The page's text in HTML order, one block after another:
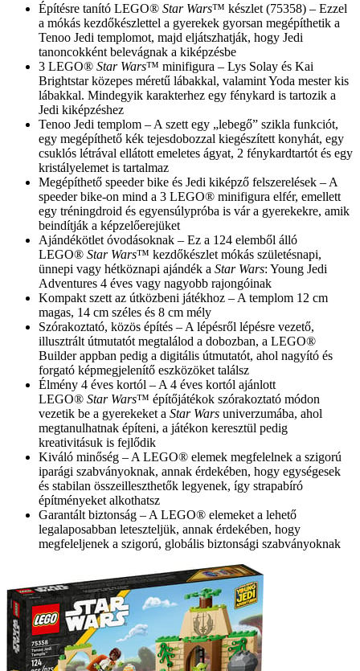
Építésre tanító LEGO® Star Wars™ készlet (75358) – Ezzel
a mókás kezdőkészlettel a gyerekek gyorsan megépíthetik a
Tenoo Jedi templomot, majd eljátszhatják, hogy Jedi
tanoncokként belevágnak a kiképzésbe
3 LEGO® Star Wars™ minifigura – Lys Solay és Kai
Brightstar közepes méretű lábakkal, valamint Yoda mester kis
lábakkal. Mindegyik karakterhez egy fénykard is tartozik a
Jedi kiképzéshez
Tenoo Jedi templom – A szett egy „lebegő” szikla funkciót,
egy megépíthető kék tejesdobozzal kiegészített konyhát, egy
csuklós létrával ellátott emeletes ágyat, 2 fénykardtartót és egy
kristályelemet is tartalmaz
Megépíthető speeder bike és Jedi kiképző felszerelések – A
speeder bike-on mind a 3 LEGO® minifigura elfér, emellett
egy tréningdroid és egyensúlypróba is vár a gyerekekre, amik
beindítják a képzelőerejüket
Ajándékötlet óvodásoknak – Ez a 124 elemből álló
LEGO® Star Wars™ kezdőkészlet mókás születésnapi,
ünnepi vagy hétköznapi ajándék a Star Wars: Young Jedi
Adventures 4 éves vagy nagyobb rajongóinak
Kompakt szett az útközbeni játékhoz – A templom 12 cm
magas, 14 cm széles és 8 cm mély
Szórakoztató, közös építés – A lépésről lépésre vezető,
illusztrált útmutatót megtalálod a dobozban, a LEGO®
Builder appban pedig a digitális útmutatót, ahol nagyító és
forgató képmegjelenítő eszközöket találsz
Élmény 4 éves kortól – A 4 éves kortól ajánlott
LEGO® Star Wars™ építőjátékok szórakoztató módon
vezetik be a gyerekeket a Star Wars univerzumába, ahol
megtanulhatnak építeni, a játékon keresztül pedig
kreativitásuk is fejlődik
Kiváló minőség – A LEGO® elemek megfelelnek a szigorú
iparági szabványoknak, annak érdekében, hogy egységesek
és stabilan összeilleszthetők legyenek, így strapabíró
építményeket alkothatsz
Garantált biztonság – A LEGO® elemeket a lehető
legalaposabban leteszteljük, annak érdekében, hogy
megfeleljenek a szigorú, globális biztonsági szabványoknak